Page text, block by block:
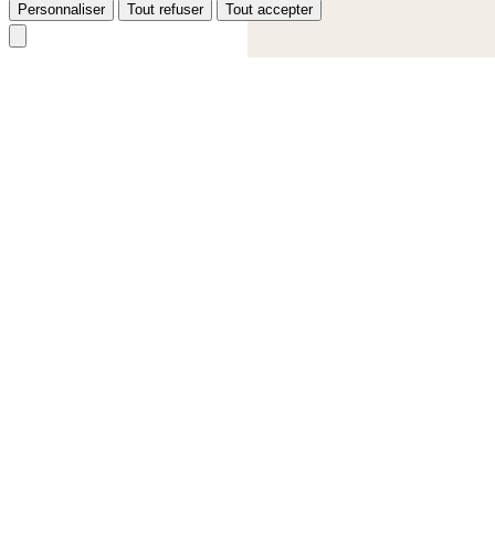
Personnaliser Tout refuser Tout accepter